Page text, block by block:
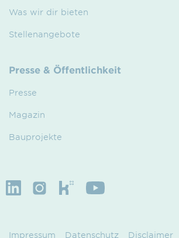
Was wir dir bieten
Stellenangebote
Presse & Öffentlichkeit
Presse
Magazin
Bauprojekte
Impressum Datenschutz Disclaimer